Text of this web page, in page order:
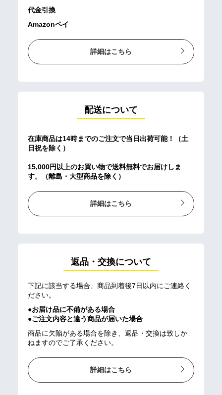
代金引換
Amazonペイ
詳細はこちら
配送について
在庫商品は14時までのご注文で当日出荷可能！（土
日祝を除く）
15,000円以上のお買い物で送料無料でお届けしま
す。（離島・大型商品を除く）
詳細はこちら
返品・交換について
下記に該当する場合、商品到着後7日以内にご連絡く
ださい。
●お届け品に不備がある場合
●ご注文内容と違う商品が届いた場合
商品に欠陥がある場合を除き、返品・交換は致しか
ねますのでご了承ください。
詳細はこちら